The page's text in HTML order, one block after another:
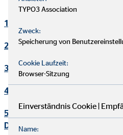
1. Verantwortlicher
2. Kontakt
3. Maßgebliche
4. Sicherheitsmaßnahmen
5. Übermittlung und
Daten
TYPO3 Association
Zweck:
Speicherung von
Cookie Laufzeit:
Browser-Sitzung
Einverständnis Cookie |
Name: